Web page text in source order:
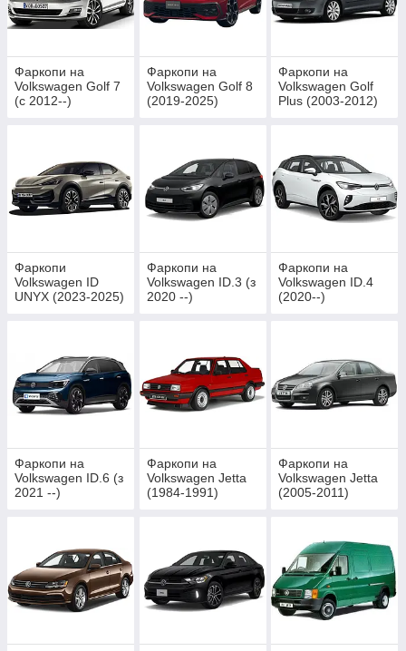
Фаркопи на
Volkswagen Golf 7
(c 2012--)
Фаркопи на
Volkswagen Golf 8
(2019-2025)
Фаркопи на
Volkswagen Golf
Plus (2003-2012)
Фаркопи
Volkswagen ID
UNYX (2023-2025)
Фаркопи на
Volkswagen ID.3 (з
2020 --)
Фаркопи на
Volkswagen ID.4
(2020--)
Фаркопи на
Volkswagen ID.6 (з
2021 --)
Фаркопи на
Volkswagen Jetta
(1984-1991)
Фаркопи на
Volkswagen Jetta
(2005-2011)